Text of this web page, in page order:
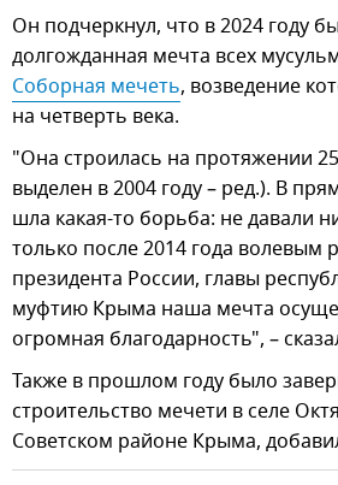
Он подчеркнул, что в 2024 году
долгожданная мечта всех
Соборная мечеть, возведение
на четверть века.
"Она строилась на протяжении
выделен в 2004 году – ред.). В
шла какая-то борьба: не давали
только после 2014 года волевым
президента России, главы
муфтию Крыма наша мечта
огромная благодарность", –
Также в прошлом году было
строительство мечети в селе
Советском районе Крыма,